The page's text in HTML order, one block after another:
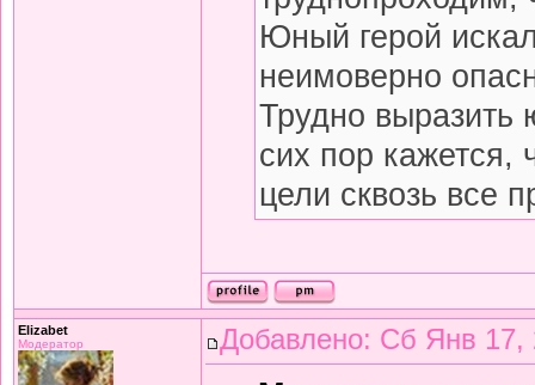
Юный герой
неимоверно
Трудно выразить
сих пор кажется,
цели сквозь все
Elizabet
Модератор Добавлено: Сб Янв 17,